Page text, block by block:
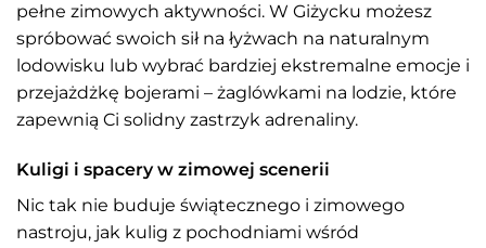
pełne zimowych aktywności. W Giżycku możesz
spróbować swoich sił na łyżwach na naturalnym
lodowisku lub wybrać bardziej ekstremalne emocje i
przejażdżkę bojerami – żaglówkami na lodzie, które
zapewnią Ci solidny zastrzyk adrenaliny.
Kuligi i spacery w zimowej scenerii
Nic tak nie buduje świątecznego i zimowego
nastroju, jak kulig z pochodniami wśród